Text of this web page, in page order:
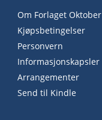
Om Forlaget Oktober
Kjøpsbetingelser
Personvern
Informasjonskapsler
Arrangementer
Send til Kindle